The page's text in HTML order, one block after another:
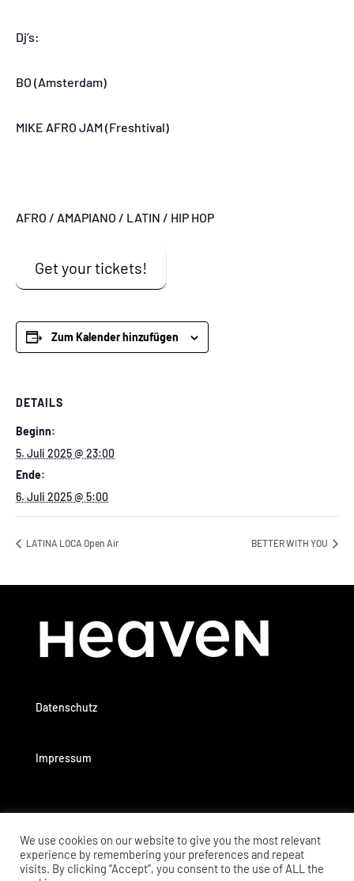
Dj’s:
BO (Amsterdam)
MIKE AFRO JAM (Freshtival)
AFRO / AMAPIANO / LATIN / HIP HOP
Get your tickets!
Zum Kalender hinzufügen
DETAILS
Beginn:
5. Juli 2025 @ 23:00
Ende:
6. Juli 2025 @ 5:00
LATINA LOCA Open Air BETTER WITH YOU
Datenschutz
Impressum
We use cookies on our website to give you the most relevant
experience by remembering your preferences and repeat
visits. By clicking “Accept”, you consent to the use of ALL the